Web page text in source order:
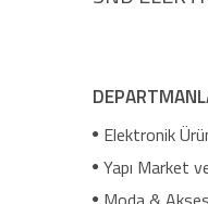
Elektronik
Yapı Market